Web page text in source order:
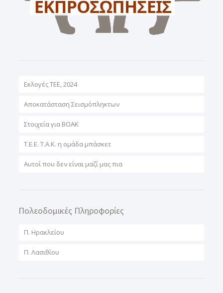
Εκλογές ΤΕΕ, 2024
Αποκατάσταση Σεισμόπληκτων
Στοιχεία για ΒΟΑΚ
T.E.E. T.A.K. η ομάδα μπάσκετ
Αυτοί που δεν είναι μαζί μας πια
Πολεοδομικές Πληροφορίες
Π. Ηρακλείου
Π. Λασιθίου